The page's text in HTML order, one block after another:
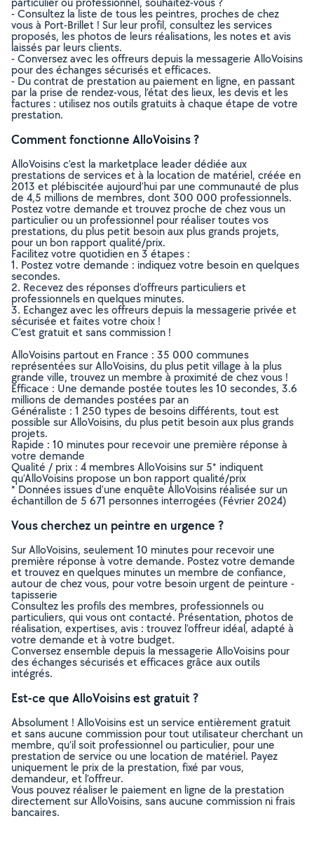
- Consultez la liste de tous les peintres, proches de chez
vous à Port-Brillet ! Sur leur profil, consultez les services
proposés, les photos de leurs réalisations, les notes et avis
laissés par leurs clients.
- Conversez avec les offreurs depuis la messagerie AlloVoisins
pour des échanges sécurisés et efficaces.
- Du contrat de prestation au paiement en ligne, en passant
par la prise de rendez-vous, l’état des lieux, les devis et les
factures : utilisez nos outils gratuits à chaque étape de votre
prestation.
Comment fonctionne AlloVoisins ?
AlloVoisins c’est la marketplace leader dédiée aux
prestations de services et à la location de matériel, créée en
2013 et plébiscitée aujourd’hui par une communauté de plus
de 4,5 millions de membres, dont 300 000 professionnels.
Postez votre demande et trouvez proche de chez vous un
particulier ou un professionnel pour réaliser toutes vos
prestations, du plus petit besoin aux plus grands projets,
pour un bon rapport qualité/prix.
Facilitez votre quotidien en 3 étapes :
1. Postez votre demande : indiquez votre besoin en quelques
secondes.
2. Recevez des réponses d’offreurs particuliers et
professionnels en quelques minutes.
3. Echangez avec les offreurs depuis la messagerie privée et
sécurisée et faites votre choix !
C’est gratuit et sans commission !
AlloVoisins partout en France : 35 000 communes
représentées sur AlloVoisins, du plus petit village à la plus
grande ville, trouvez un membre à proximité de chez vous !
Efficace : Une demande postée toutes les 10 secondes, 3.6
millions de demandes postées par an
Généraliste : 1 250 types de besoins différents, tout est
possible sur AlloVoisins, du plus petit besoin aux plus grands
projets.
Rapide : 10 minutes pour recevoir une première réponse à
votre demande
Qualité / prix : 4 membres AlloVoisins sur 5* indiquent
qu’AlloVoisins propose un bon rapport qualité/prix
* Données issues d’une enquête AlloVoisins réalisée sur un
échantillon de 5 671 personnes interrogées (Février 2024)
Vous cherchez un peintre en urgence ?
Sur AlloVoisins, seulement 10 minutes pour recevoir une
première réponse à votre demande. Postez votre demande
et trouvez en quelques minutes un membre de confiance,
autour de chez vous, pour votre besoin urgent de peinture -
tapisserie
Consultez les profils des membres, professionnels ou
particuliers, qui vous ont contacté. Présentation, photos de
réalisation, expertises, avis : trouvez l'offreur idéal, adapté à
votre demande et à votre budget.
Conversez ensemble depuis la messagerie AlloVoisins pour
des échanges sécurisés et efficaces grâce aux outils
intégrés.
Est-ce que AlloVoisins est gratuit ?
Absolument ! AlloVoisins est un service entièrement gratuit
et sans aucune commission pour tout utilisateur cherchant un
membre, qu’il soit professionnel ou particulier, pour une
prestation de service ou une location de matériel. Payez
uniquement le prix de la prestation, fixé par vous,
demandeur, et l’offreur.
Vous pouvez réaliser le paiement en ligne de la prestation
directement sur AlloVoisins, sans aucune commission ni frais
bancaires.